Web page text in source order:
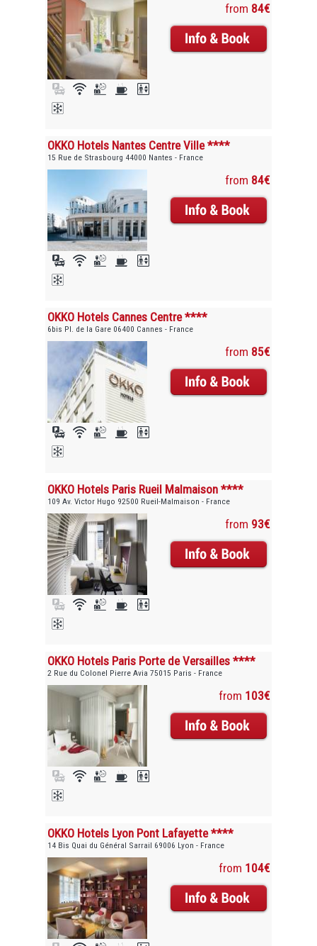
from 84€
OKKO Hotels Nantes Centre Ville ****
15 Rue de Strasbourg 44000 Nantes - France
from 84€
OKKO Hotels Cannes Centre ****
6bis Pl. de la Gare 06400 Cannes - France
from 85€
OKKO Hotels Paris Rueil Malmaison ****
109 Av. Victor Hugo 92500 Rueil-Malmaison - France
from 93€
OKKO Hotels Paris Porte de Versailles ****
2 Rue du Colonel Pierre Avia 75015 Paris - France
from 103€
OKKO Hotels Lyon Pont Lafayette ****
14 Bis Quai du Général Sarrail 69006 Lyon - France
from 104€